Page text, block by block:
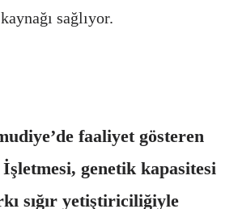
sağlıyor.
faaliyet gösteren
genetik kapasitesi
sığır yetiştiriciliğiyle